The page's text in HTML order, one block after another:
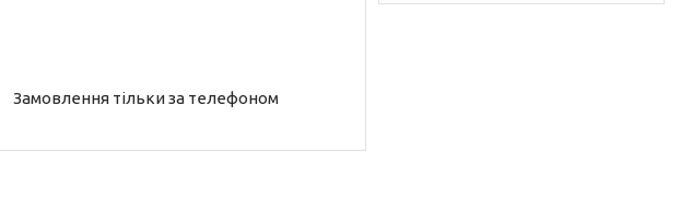
Замовлення тільки за телефоном